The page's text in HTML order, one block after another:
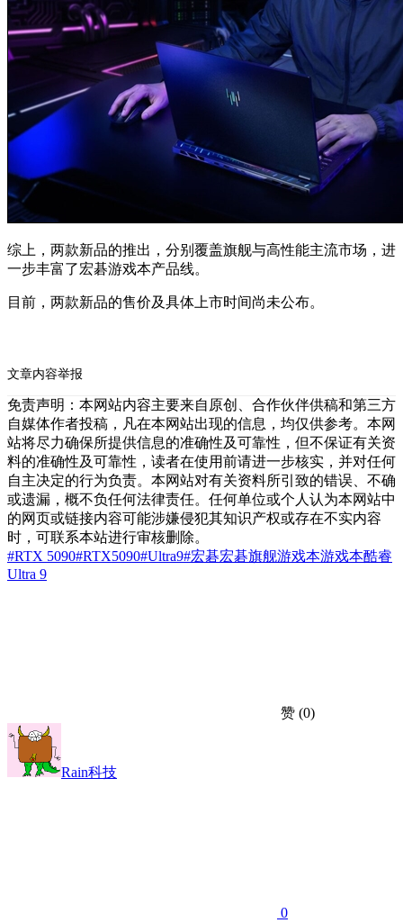
综上，两款新品的推出，分别覆盖旗舰与高性能主流市场，进
一步丰富了宏碁游戏本产品线。
目前，两款新品的售价及具体上市时间尚未公布。
文章内容举报
免责声明：本网站内容主要来自原创、合作伙伴供稿和第三方
自媒体作者投稿，凡在本网站出现的信息，均仅供参考。本网
站将尽力确保所提供信息的准确性及可靠性，但不保证有关资
料的准确性及可靠性，读者在使用前请进一步核实，并对任何
自主决定的行为负责。本网站对有关资料所引致的错误、不确
或遗漏，概不负任何法律责任。任何单位或个人认为本网站中
的网页或链接内容可能涉嫌侵犯其知识产权或存在不实内容
时，可联系本站进行审核删除。
#RTX 5090#RTX5090#Ultra9#宏碁宏碁旗舰游戏本游戏本酷睿
Ultra 9
赞 (0)
Rain科技
0